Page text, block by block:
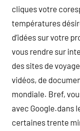
cliques votre
températures
d’idées sur votre
vous rendre sur
des sites de
vidéos, de
mondiale. Bref,
avec Google.dans
certaines trente